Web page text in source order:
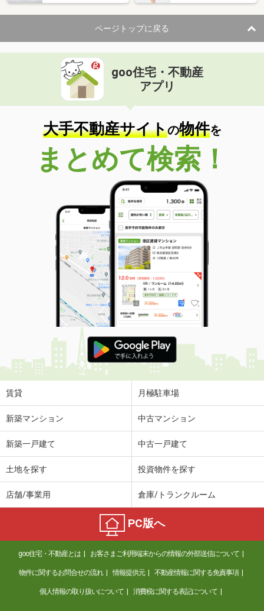
ページトップに戻る
goo住宅・不動産
アプリ
大手不動産サイトの物件を
まとめて検索！
賃貸 月極駐車場
新築マンション 中古マンション
新築一戸建て 中古一戸建て
土地を探す 投資物件を探す
店舗/事業用 倉庫/トランクルーム
PC版へ
goo住宅・不動産とは お客さまご利用端末からの情報の外部送信について
物件に関するお問合せの流れ 情報提供元 不動産情報に関する免責事項
個人情報の取り扱いについて 消費税に関する表記について